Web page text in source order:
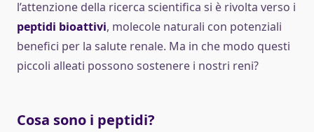
l’attenzione della ricerca scientifica si è rivolta verso i
peptidi bioattivi, molecole naturali con potenziali
benefici per la salute renale. Ma in che modo questi
piccoli alleati possono sostenere i nostri reni?
Cosa sono i peptidi?